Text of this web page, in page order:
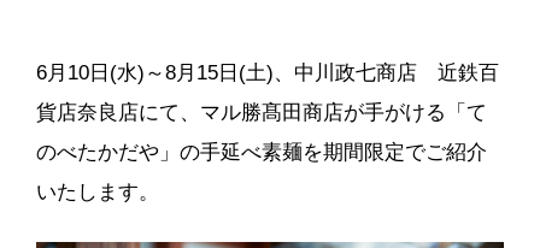
6月10日(水)～8月15日(土)、中川政七商店 近鉄百
貨店奈良店にて、マル勝髙田商店が手がける「て
のべたかだや」の手延べ素麺を期間限定でご紹介
いたします。